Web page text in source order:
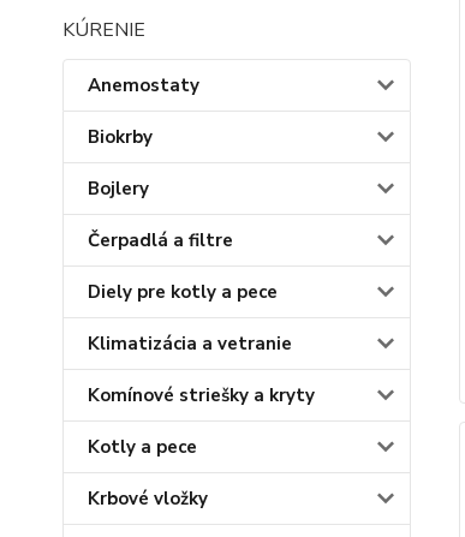
KÚRENIE
Anemostaty
Biokrby
Bojlery
Čerpadlá a filtre
Diely pre kotly a pece
Klimatizácia a vetranie
Komínové striešky a kryty
Kotly a pece
Krbové vložky